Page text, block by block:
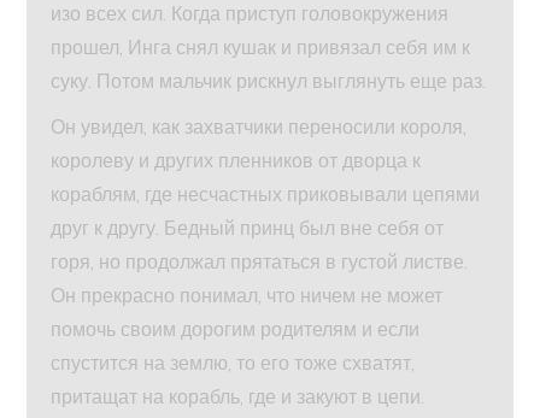
изо всех сил. Когда приступ головокружения
прошел, Инга снял кушак и привязал себя им к
суку. Потом мальчик рискнул выглянуть еще раз.
Он увидел, как захватчики переносили короля,
королеву и других пленников от дворца к
кораблям, где несчастных приковывали цепями
друг к другу. Бедный принц был вне себя от
горя, но продолжал прятаться в густой листве.
Он прекрасно понимал, что ничем не может
помочь своим дорогим родителям и если
спустится на землю, то его тоже схватят,
притащат на корабль, где и закуют в цепи.